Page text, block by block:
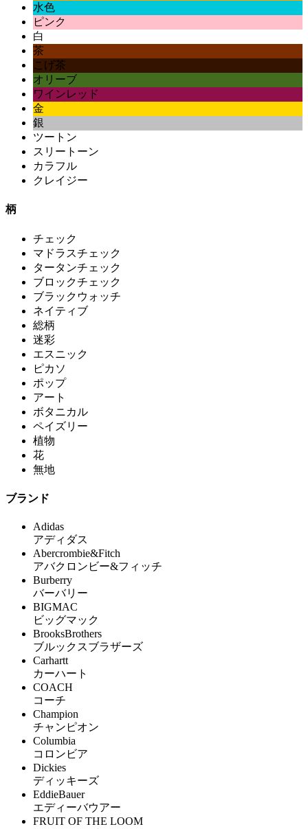
水色
ピンク
白
茶
こげ茶
オリーブ
ワインレッド
金
銀
ツートン
スリートーン
カラフル
クレイジー
柄
チェック
マドラスチェック
タータンチェック
ブロックチェック
ブラックウォッチ
ネイティブ
総柄
迷彩
エスニック
ピカソ
ポップ
アート
ボタニカル
ペイズリー
植物
花
無地
ブランド
Adidas
アディダス
Abercrombie&Fitch
アバクロンビー&フィッチ
Burberry
バーバリー
BIGMAC
ビッグマック
BrooksBrothers
ブルックスブラザーズ
Carhartt
カーハート
COACH
コーチ
Champion
チャンピオン
Columbia
コロンビア
Dickies
ディッキーズ
EddieBauer
エディーバウアー
FRUIT OF THE LOOM